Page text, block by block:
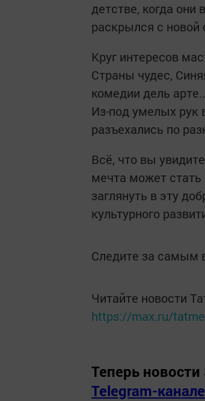
детстве, когда
раскрылся с новой
Круг интересов
Страны чудес,
комедии дель
Из-под умелых рук
разъехались по
Всё, что вы
мечта может
заглянуть в эту
культурного
Следите за самым
Читайте новости
https://max.ru/
Теперь
Telegram-канале